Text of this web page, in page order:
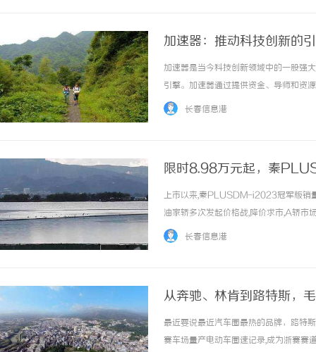
加速器：推动科技创新的
加速器是当今科技创新领域中的一股强
引擎。加速器通过提供资金、导师和资
加速器的作用显得尤为重要。加速器的
长春信息港
限时8.98万元起，秦
上市以来,秦PLUSDM-i2023冠军版销
油家轿多次发起价格战,降价求市,A轿市
秦PLUSDM-i2023冠军版,终端给予“1
长春信息港
从奔驰、林肯到路特斯，
最近要说最近汽车圈最热的品牌，路特
赛车场量产电动车圈速记录,成为浙赛赛